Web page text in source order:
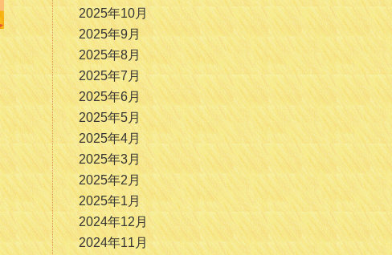
2025年10月
2025年9月
2025年8月
2025年7月
2025年6月
2025年5月
2025年4月
2025年3月
2025年2月
2025年1月
2024年12月
2024年11月